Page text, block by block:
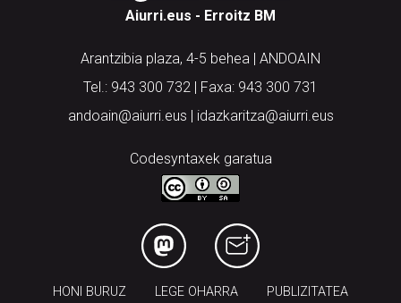
Aiurri.eus - Erroitz BM
Arantzibia plaza, 4-5 behea | ANDOAIN
Tel.: 943 300 732 | Faxa: 943 300 731
andoain@aiurri.eus | idazkaritza@aiurri.eus
Codesyntaxek garatua
HONI BURUZ LEGE OHARRA PUBLIZITATEA